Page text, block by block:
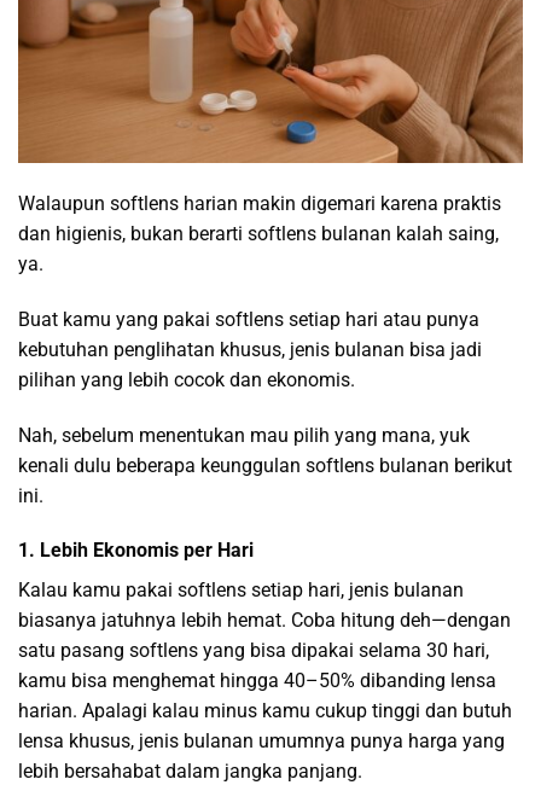
Walaupun softlens harian makin digemari karena praktis
dan higienis, bukan berarti softlens bulanan kalah saing,
ya.
Buat kamu yang pakai softlens setiap hari atau punya
kebutuhan penglihatan khusus, jenis bulanan bisa jadi
pilihan yang lebih cocok dan ekonomis.
Nah, sebelum menentukan mau pilih yang mana, yuk
kenali dulu beberapa keunggulan softlens bulanan berikut
ini.
1. Lebih Ekonomis per Hari
Kalau kamu pakai softlens setiap hari, jenis bulanan
biasanya jatuhnya lebih hemat. Coba hitung deh—dengan
satu pasang softlens yang bisa dipakai selama 30 hari,
kamu bisa menghemat hingga 40–50% dibanding lensa
harian. Apalagi kalau minus kamu cukup tinggi dan butuh
lensa khusus, jenis bulanan umumnya punya harga yang
lebih bersahabat dalam jangka panjang.